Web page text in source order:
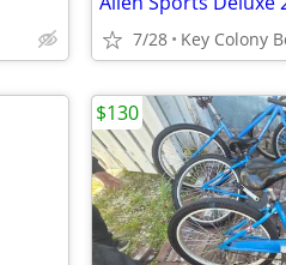
7/28 Key Colony
$130